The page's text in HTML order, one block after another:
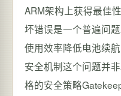
ARM架构上获得最佳
坏错误是一个普遍问
使用效率降低电池续
安全机制这个问题并
格的安全策略